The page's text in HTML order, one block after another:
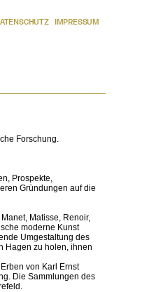
IMPRESSUM
Forschung.
Prospekte,
Gründungen auf die
Matisse, Renoir,
moderne Kunst
Umgestaltung des
Hagen zu holen, ihnen
von Karl Ernst
Die Sammlungen des